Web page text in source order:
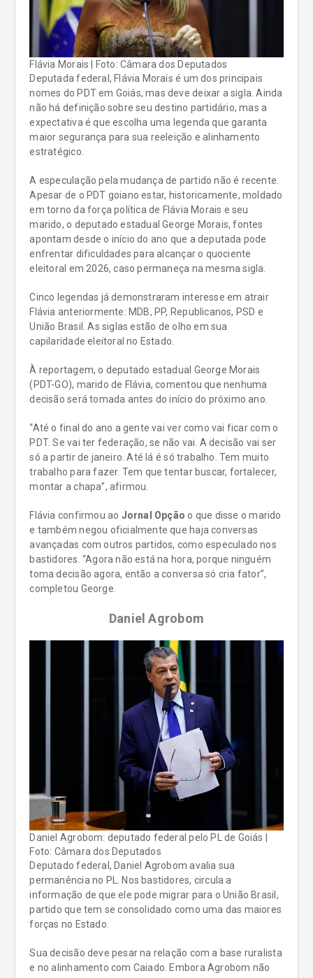
Flávia Morais | Foto: Câmara dos Deputados
Deputada federal, Flávia Morais é um dos principais
nomes do PDT em Goiás, mas deve deixar a sigla. Ainda
não há definição sobre seu destino partidário, mas a
expectativa é que escolha uma legenda que garanta
maior segurança para sua reeleição e alinhamento
estratégico.
A especulação pela mudança de partido não é recente.
Apesar de o PDT goiano estar, historicamente, moldado
em torno da força política de Flávia Morais e seu
marido, o deputado estadual George Morais, fontes
apontam desde o início do ano que a deputada pode
enfrentar dificuldades para alcançar o quociente
eleitoral em 2026, caso permaneça na mesma sigla.
Cinco legendas já demonstraram interesse em atrair
Flávia anteriormente: MDB, PP, Republicanos, PSD e
União Brasil. As siglas estão de olho em sua
capilaridade eleitoral no Estado.
À reportagem, o deputado estadual George Morais
(PDT-GO), marido de Flávia, comentou que nenhuma
decisão será tomada antes do início do próximo ano.
“Até o final do ano a gente vai ver como vai ficar com o
PDT. Se vai ter federação, se não vai. A decisão vai ser
só a partir de janeiro. Até lá é só trabalho. Tem muito
trabalho para fazer. Tem que tentar buscar, fortalecer,
montar a chapa”, afirmou.
Flávia confirmou ao Jornal Opção o que disse o marido
e também negou oficialmente que haja conversas
avançadas com outros partidos, como especulado nos
bastidores. “Agora não está na hora, porque ninguém
toma decisão agora, então a conversa só cria fator”,
completou George.
Daniel Agrobom
Daniel Agrobom: deputado federal pelo PL de Goiás |
Foto: Câmara dos Deputados
Deputado federal, Daniel Agrobom avalia sua
permanência no PL. Nos bastidores, circula a
informação de que ele pode migrar para o União Brasil,
partido que tem se consolidado como uma das maiores
forças no Estado.
Sua decisão deve pesar na relação com a base ruralista
e no alinhamento com Caiado. Embora Agrobom não